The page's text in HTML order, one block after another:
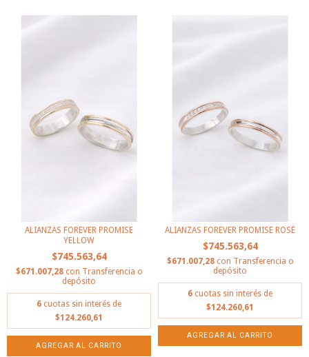
ALIANZAS FOREVER PROMISE
YELLOW
$745.563,64
$671.007,28 con Transferencia o
depósito
6 cuotas sin interés de
$124.260,61
ALIANZAS FOREVER PROMISE ROSÉ
$745.563,64
$671.007,28 con Transferencia o
depósito
6 cuotas sin interés de
$124.260,61